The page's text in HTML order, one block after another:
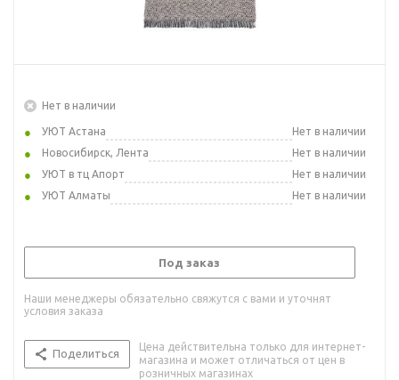
Нет в наличии
УЮТ Астана
Нет в наличии
Новосибирск, Лента
Нет в наличии
УЮТ в тц Апорт
Нет в наличии
УЮТ Алматы
Нет в наличии
Под заказ
Наши менеджеры обязательно свяжутся с вами и уточнят
условия заказа
Поделиться
Цена действительна только для интернет-
магазина и может отличаться от цен в
розничных магазинах